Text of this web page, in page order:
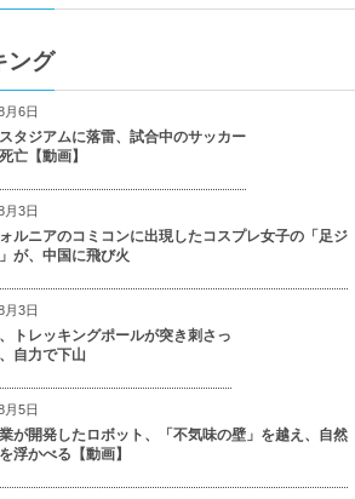
ング
月6日
タジアムに落雷、試合中のサッカー
亡【動画】
月3日
ルニアのコミコンに出現したコスプレ女子の「足ジ
が、中国に飛び火
月3日
トレッキングポールが突き刺さっ
自力で下山
月5日
が開発したロボット、「不気味の壁」を越え、自然
浮かべる【動画】